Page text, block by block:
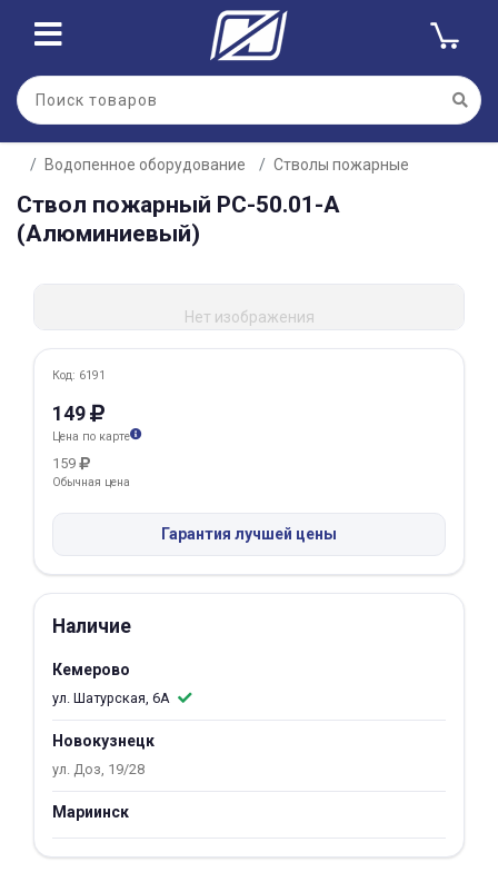
Водопенное оборудование Стволы пожарные
Ствол пожарный РС-50.01-А
(Алюминиевый)
Нет изображения
Код: 6191
149
Цена по карте
159
Обычная цена
Гарантия лучшей цены
Наличие
Кемерово
ул. Шатурская, 6А
Новокузнецк
ул. Доз, 19/28
Мариинск
Для клиентов всех банков
Разбейте
оплатуна части
без переплат
Сегодня
25 %
Добавляйте товары
в корзину
Оплачивайте сегодня только
25% картой любого банка
Получайте товар
выбранный способом
Оставшиеся75% будут
списыватьсяс вашей карты